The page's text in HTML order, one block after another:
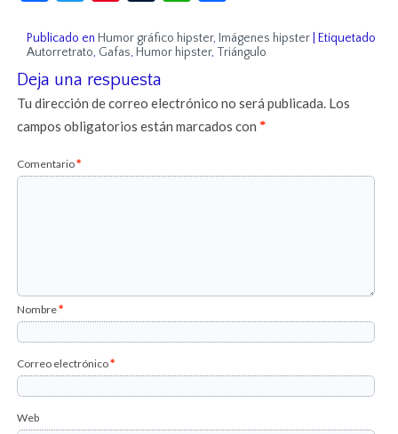
Publicado en Humor gráfico hipster, Imágenes hipster
Etiquetado
Autorretrato, Gafas, Humor hipster, Triángulo
Deja una respuesta
Tu dirección de correo electrónico no será publicada. Los
campos obligatorios están marcados con*
Comentario*
Nombre*
Correo electrónico*
Web